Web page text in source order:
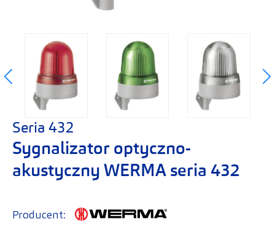
Seria 432
Sygnalizator optyczno-
akustyczny WERMA seria 432
Producent: